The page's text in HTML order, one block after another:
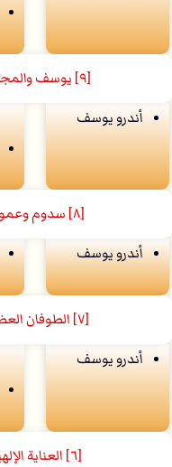
[۹] يوسف والمجاعة
أندرو يوسف
[۸] سدوم وعمورة
أندرو يوسف
[٧] الطوفان العظيم
أندرو يوسف
[٦] العناية اﻹلهية